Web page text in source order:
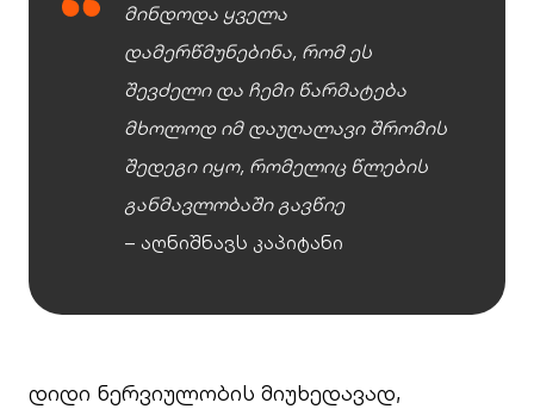
მინდოდა ყველა
დამერწმუნებინა, რომ ეს
შევძელი და ჩემი წარმატება
მხოლოდ იმ დაუღალავი შრომის
შედეგი იყო, რომელიც წლების
განმავლობაში გავწიე
– აღნიშნავს კაპიტანი
დიდი ნერვიულობის მიუხედავად,